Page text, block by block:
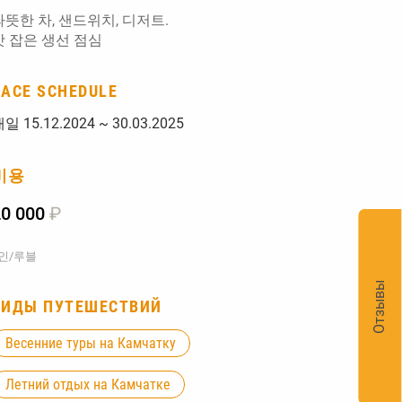
뜻한 차, 샌드위치, 디저트.
잡은 생선 점심
SCHEDULE
일 15.12.2024 ~ 30.03.2025
용
000 ₽
/루블
ПУТЕШЕСТВИЙ
Весенние туры на Камчатку
Летний отдых на Камчатке
Отзывы